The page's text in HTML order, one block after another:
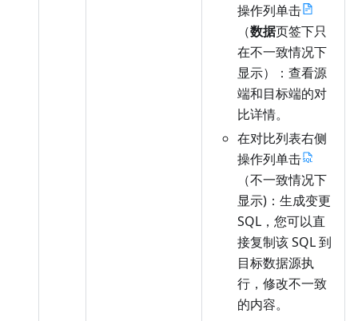
操作列单击
（数据页签下只
在不一致情况下
显示）：查看源
端和目标端的对
比详情。
在对比列表右侧
操作列单击
（不一致情况下
显示)：生成变更
SQL，您可以直
接复制该 SQL 到
目标数据源执
行，修改不一致
的内容。